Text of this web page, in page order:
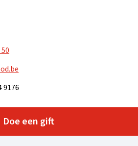
9176
Doe een gift